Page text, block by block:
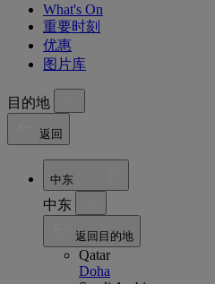
What's On
重要时刻
优惠
图片库
目的地
返回
中东
中东
返回目的地
Qatar
Doha